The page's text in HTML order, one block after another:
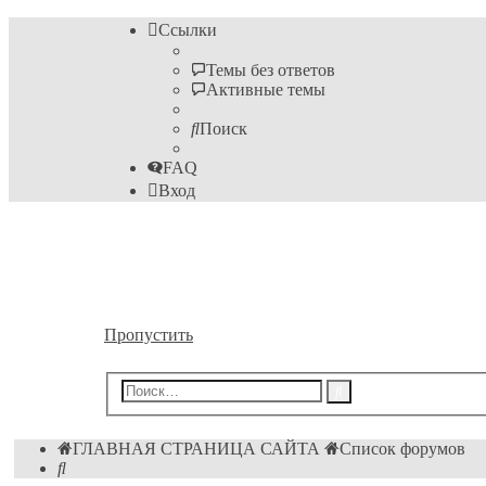
Ссылки
Темы без ответов
Активные темы
Поиск
FAQ
Вход
Пропустить
ГЛАВНАЯ СТРАНИЦА САЙТА
Список форумов
Поиск